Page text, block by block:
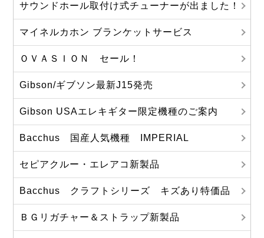
サウンドホール取付け式チューナーが出ました！
マイネルカホン ブランケットサービス
ＯＶＡＳＩＯＮ セール！
Gibson/ギブソン最新J15発売
Gibson USAエレキギター限定機種のご案内
Bacchus 国産人気機種 IMPERIAL
セピアクルー・エレアコ新製品
Bacchus クラフトシリーズ キズあり特価品
ＢＧリガチャー＆ストラップ新製品